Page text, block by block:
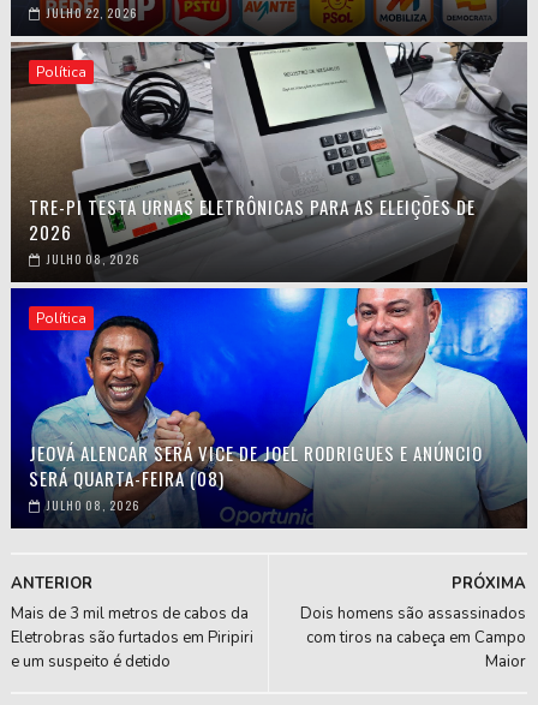
JULHO 22, 2026
Política
TRE-PI TESTA URNAS ELETRÔNICAS PARA AS ELEIÇÕES DE
2026
JULHO 08, 2026
Política
JEOVÁ ALENCAR SERÁ VICE DE JOEL RODRIGUES E ANÚNCIO
SERÁ QUARTA-FEIRA (08)
JULHO 08, 2026
PRÓXIMA
Dois homens são assassinados
com tiros na cabeça em Campo
Maior
ANTERIOR
Mais de 3 mil metros de cabos da
Eletrobras são furtados em Piripiri
e um suspeito é detido